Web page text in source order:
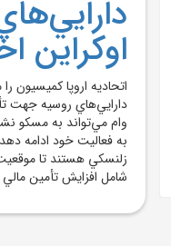
دارايي‌هاي روسيه جهت
وام مي‌تواند به مسکو
به فعاليت خود ادامه
زلنسکي هستند تا
شامل افزايش تأمين